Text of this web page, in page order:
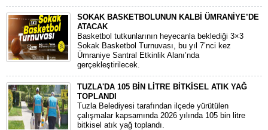
SOKAK BASKETBOLUNUN KALBİ ÜMRANİYE’DE
ATACAK
Basketbol tutkunlarının heyecanla beklediği 3×3
Sokak Basketbol Turnuvası, bu yıl 7’nci kez
Ümraniye Santral Etkinlik Alanı’nda
gerçekleştirilecek.
TUZLA'DA 105 BİN LİTRE BİTKİSEL ATIK YAĞ
TOPLANDI
Tuzla Belediyesi tarafından ilçede yürütülen
çalışmalar kapsamında 2026 yılında 105 bin litre
bitkisel atık yağ toplandı.